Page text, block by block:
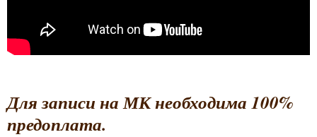
Для записи на МК необходима 100%
предоплата.